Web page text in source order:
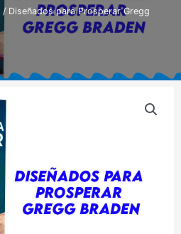
/ Diseñados para Prosperar Gregg